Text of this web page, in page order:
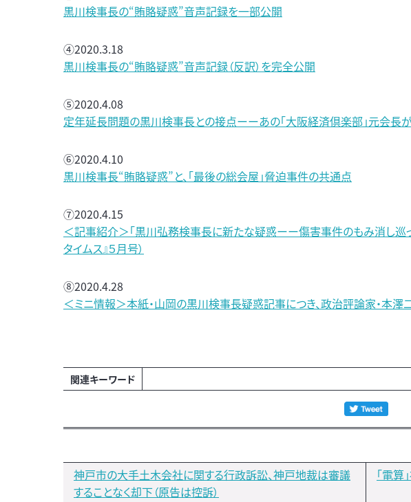
黒川検事長の“賄賂疑惑”音声記録を一部公開
④2020.3.18
黒川検事長の“賄賂疑惑”音声記録（反訳）を完全公開
⑤2020.4.08
定年延長問題の黒川検事長との接点ーーあの「大阪経済倶楽部」元会長が
⑥2020.4.10
黒川検事長“賄賂疑惑”と、「最後の総会屋」脅迫事件の共通点
⑦2020.4.15
＜記事紹介＞「黒川弘務検事長に新たな疑惑ーー傷害事件のもみ消し巡っ
タイムス』５月号）
⑧2020.4.28
＜ミニ情報＞本紙・山岡の黒川検事長疑惑記事につき、政治評論家・本澤
関連キーワード
神戸市の大手土木会社に関する行政訴訟、神戸地裁は審議
することなく却下（原告は控訴）
「電